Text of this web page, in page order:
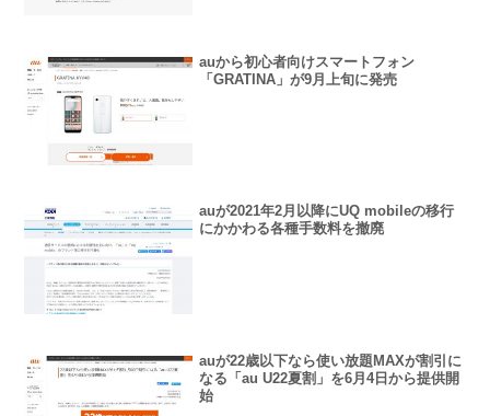
auから初心者向けスマートフォン
「GRATINA」が9月上旬に発売
auが2021年2月以降にUQ mobileの移行
にかかわる各種手数料を撤廃
auが22歳以下なら使い放題MAXが割引に
なる「au U22夏割」を6月4日から提供開
始